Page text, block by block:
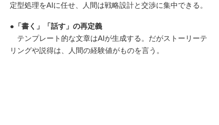
定型処理をAIに任せ、人間は戦略設計と交渉に集中できる。
●「書く」「話す」の再定義
テンプレート的な文章はAIが生成する。だがストーリーテ
リングや説得は、人間の経験値がものを言う。